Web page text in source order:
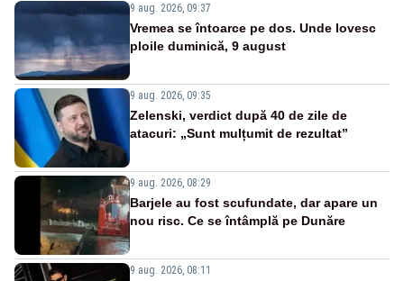
9 aug. 2026, 09:37
Vremea se întoarce pe dos. Unde lovesc
ploile duminică, 9 august
9 aug. 2026, 09:35
Zelenski, verdict după 40 de zile de
atacuri: „Sunt mulțumit de rezultat”
9 aug. 2026, 08:29
Barjele au fost scufundate, dar apare un
nou risc. Ce se întâmplă pe Dunăre
9 aug. 2026, 08:11